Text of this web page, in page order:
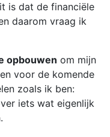
is dat de financiële
daarom vraag ik
opbouwen om mijn
voor de komende
zoals ik ben:
iets wat eigenlijk